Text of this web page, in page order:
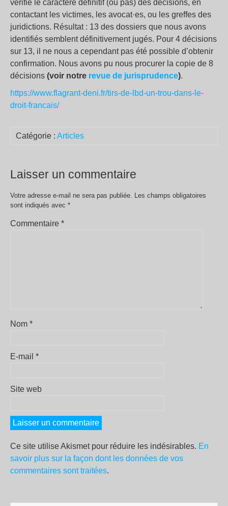
vérifié le caractère définitif (ou pas) des décisions, en
contactant les victimes, les avocat·es, ou les greffes des
juridictions. Résultat : 13 des dossiers que nous avons
identifiés semblent définitivement jugés. Pour 4 décisions
sur 13, il ne nous a cependant pas été possible d’obtenir
confirmation. Nous avons pu nous procurer la copie de 8
décisions (voir notre revue de jurisprudence).
https://www.flagrant-deni.fr/tirs-de-lbd-un-trou-dans-le-
droit-francais/
Catégorie : Articles
Laisser un commentaire
Votre adresse e-mail ne sera pas publiée. Les champs obligatoires
sont indiqués avec *
Commentaire *
Nom *
E-mail *
Site web
Ce site utilise Akismet pour réduire les indésirables. En
savoir plus sur la façon dont les données de vos
commentaires sont traitées.